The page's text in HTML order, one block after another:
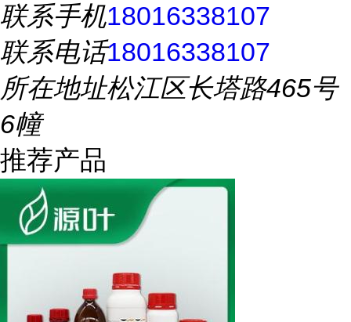
联系手机18016338107
联系电话18016338107
所在地址松江区长塔路465号
6幢
推荐产品